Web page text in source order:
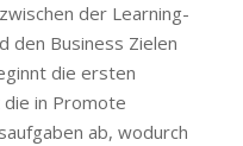
der Learning-
den Business Zielen
die ersten
die in Promote
ab, wodurch